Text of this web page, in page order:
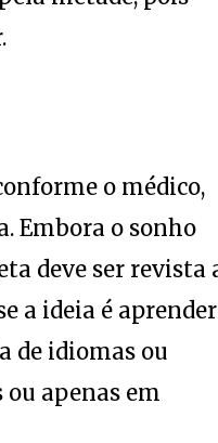
Embora o sonho
a ideia é aprender
de idiomas ou
apenas em